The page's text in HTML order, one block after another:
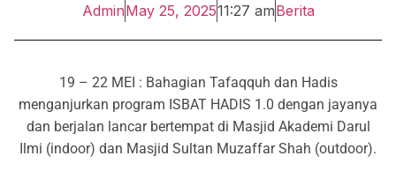
AdminMay 25, 202511:27 amBerita
19 – 22 MEI : Bahagian Tafaqquh dan Hadis
menganjurkan program ISBAT HADIS 1.0 dengan jayanya
dan berjalan lancar bertempat di Masjid Akademi Darul
Ilmi (indoor) dan Masjid Sultan Muzaffar Shah (outdoor).